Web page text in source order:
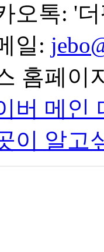
오톡: '
일:
홈페이
버 메인
이 알고